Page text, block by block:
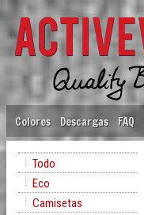
Colores Descargas FAQ
Todo
Eco
Camisetas